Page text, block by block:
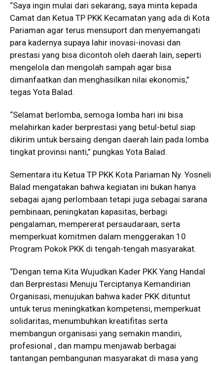
“Saya ingin mulai dari sekarang, saya minta kepada
Camat dan Ketua TP PKK Kecamatan yang ada di Kota
Pariaman agar terus mensuport dan menyemangati
para kadernya supaya lahir inovasi-inovasi dan
prestasi yang bisa dicontoh oleh daerah lain, seperti
mengelola dan mengolah sampah agar bisa
dimanfaatkan dan menghasilkan nilai ekonomis,”
tegas Yota Balad.
“Selamat berlomba, semoga lomba hari ini bisa
melahirkan kader berprestasi yang betul-betul siap
dikirim untuk bersaing dengan daerah lain pada lomba
tingkat provinsi nanti,” pungkas Yota Balad.
Sementara itu Ketua TP PKK Kota Pariaman Ny. Yosneli
Balad mengatakan bahwa kegiatan ini bukan hanya
sebagai ajang perlombaan tetapi juga sebagai sarana
pembinaan, peningkatan kapasitas, berbagi
pengalaman, mempererat persaudaraan, serta
memperkuat komitmen dalam menggerakan 10
Program Pokok PKK di tengah-tengah masyarakat.
“Dengan tema Kita Wujudkan Kader PKK Yang Handal
dan Berprestasi Menuju Terciptanya Kemandirian
Organisasi, menujukan bahwa kader PKK dituntut
untuk terus meningkatkan kompetensi, memperkuat
solidaritas, menumbuhkan kreatifitas serta
membangun organisasi yang semakin mandiri,
profesional , dan mampu menjawab berbagai
tantangan pembangunan masyarakat di masa yang